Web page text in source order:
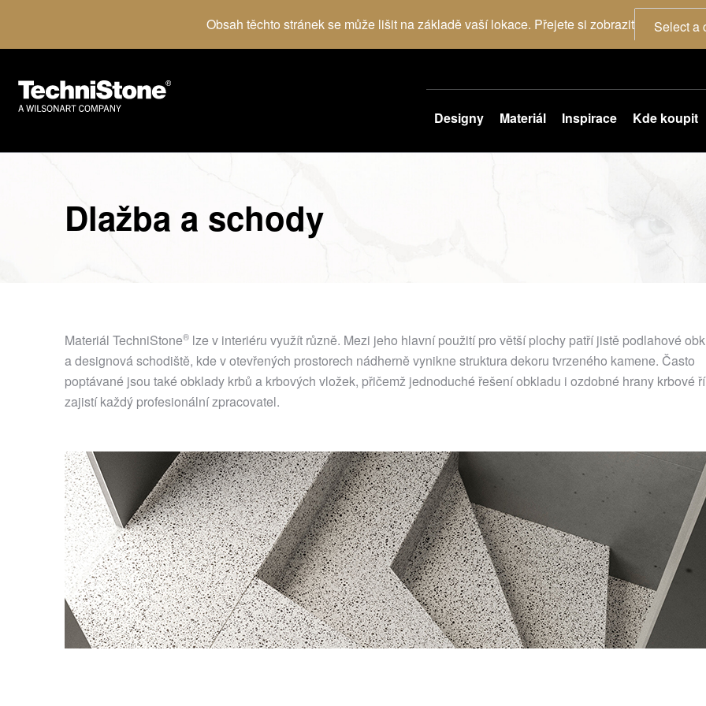
Obsah těchto stránek se může lišit na základě vaší lokace. Přejete si zobrazit Select a
Designy Materiál Inspirace Kde koupit
Dlažba a schody
Materiál TechniStone® lze v interiéru využít různě. Mezi jeho hlavní použití pro větší plochy patří jistě podlahové
a designová schodiště, kde v otevřených prostorech nádherně vynikne struktura dekoru tvrzeného kamene. Často
poptávané jsou také obklady krbů a krbových vložek, přičemž jednoduché řešení obkladu i ozdobné hrany krbové
zajistí každý profesionální zpracovatel.